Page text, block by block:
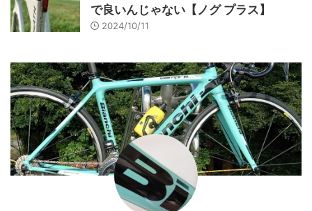
で良いんじゃない【ノグ プラス】
2024/10/11